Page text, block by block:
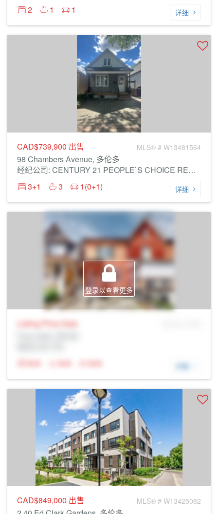
2
1 1 详细
CAD$739,900 出售 MLS® # W13481564
98 Chambers Avenue, 多伦多
经纪公司: CENTURY 21 PEOPLE`S CHOICE REALTY INC.
3+1
3 1(0+1) 详细
登录以查看更多
Listing Price Sale
N/A
N/A N/A 详细
CAD$849,000 出售 MLS® # W13425082